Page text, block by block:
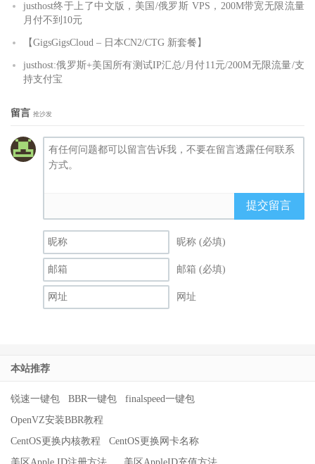
justhost终于上了中文版，美国/俄罗斯 VPS，200M带宽无限流量
月付不到10元
【GigsGigsCloud – 日本CN2/CTG 新套餐】
justhost:俄罗斯+美国所有测试IP汇总/月付11元/200M无限流量/支
持支付宝
留言 抢沙发
提交留言
昵称 (必填)
邮箱 (必填)
网址
本站推荐
锐速一键包 BBR一键包
finalspeed一键包
OpenVZ安装BBR教程
CentOS更换内核教程
CentOS更换网卡名称